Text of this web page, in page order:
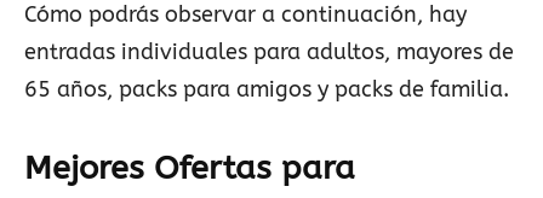
Cómo podrás observar a continuación, hay
entradas individuales para adultos, mayores de
65 años, packs para amigos y packs de familia.
Mejores Ofertas para